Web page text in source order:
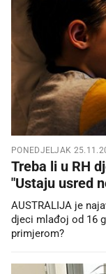
PONEDJELJAK
Treba li u RH
"Ustaju usred
AUSTRALIJA je
djeci mlađoj od 16
primjerom?